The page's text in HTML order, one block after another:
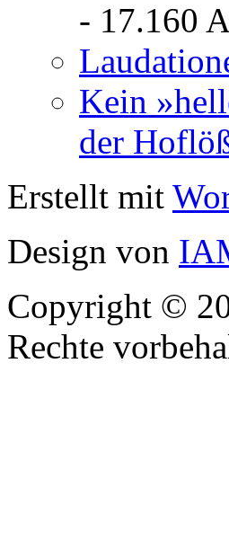
- 17.160
Kein
der
Erstellt mit
Design von
Copyright ©
Rechte